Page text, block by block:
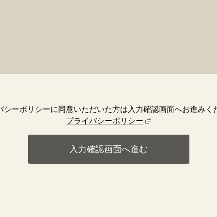
シーポリシーに同意いただいた方は入力確認画面へお進みく
プライバシーポリシー